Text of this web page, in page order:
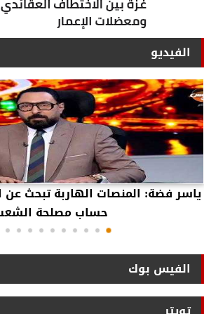
الفيديو
ياسر فضة: المنصات الهاربة تبحث
حساب مصلحة
الفيس بوك